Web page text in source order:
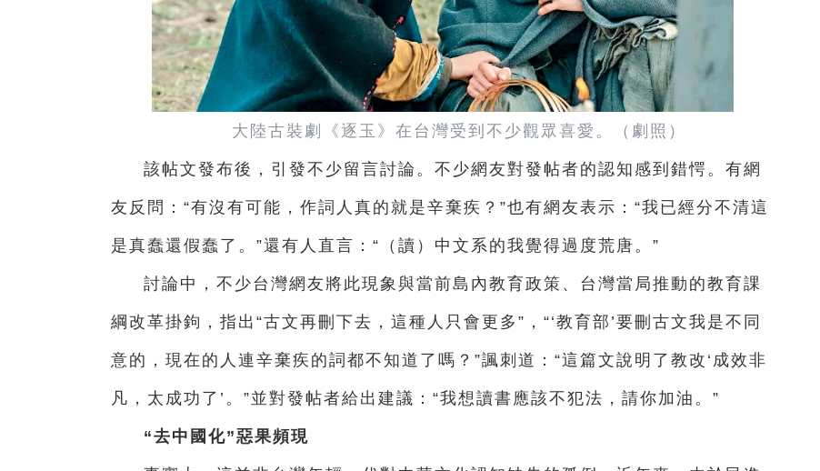
大陸古裝劇《逐玉》在台灣受到不少觀眾喜愛。（劇照）
該帖文發布後，引發不少留言討論。不少網友對發帖者的認知感到錯愕。有網
友反問：“有沒有可能，作詞人真的就是辛棄疾？”也有網友表示：“我已經分不清這
是真蠢還假蠢了。”還有人直言：“（讀）中文系的我覺得過度荒唐。”
討論中，不少台灣網友將此現象與當前島內教育政策、台灣當局推動的教育課
綱改革掛鉤， 指出“古文再刪下去，這種人只會更多”，“‘教育部’要刪古文我是不同
意的，現在的人連辛棄疾的詞都不知道了嗎？”諷刺道：“這篇文說明了教改‘成效非
凡，太成功了’。”並對發帖者給出建議：“我想讀書應該不犯法，請你加油。”
“去中國化”惡果頻現